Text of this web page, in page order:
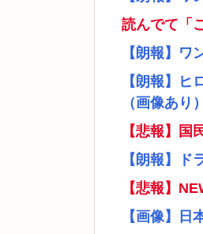
読んでて「
【朗報】
【朗報】
（画像あり）
【悲報】
【朗報】
【悲報】
【画像】